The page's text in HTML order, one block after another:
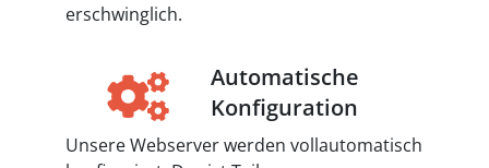
erschwinglich.
Automatische
Konfiguration
Unsere Webserver werden vollautomatisch